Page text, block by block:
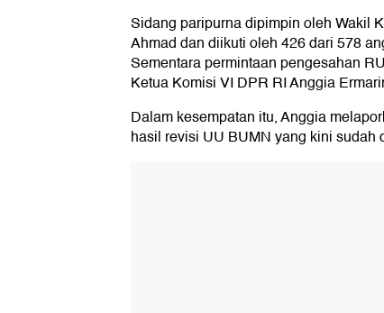
Sidang paripurna dipimpin oleh Wakil
Ahmad dan diikuti oleh 426 dari 578
Sementara permintaan pengesahan
Ketua Komisi VI DPR RI Anggia
Dalam kesempatan itu, Anggia
hasil revisi UU BUMN yang kini sudah